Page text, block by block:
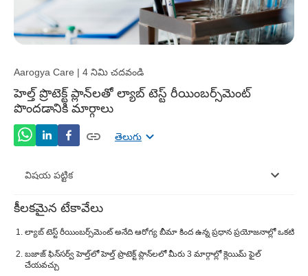
Aarogya Care | 4 నిమి చదవండి
హెల్త్ ప్రొటెక్ట్ ప్లాన్‌లతో ల్యాబ్ టెస్ట్ రీయింబర్స్‌మెంట్
పొందడానికి మార్గాలు
తెలుగు
విషయ పట్టిక
రీయింబర్స్‌మెంట్ÂÂ
ఏ ల్యాబ్ పరీక్షలకు తిరిగి చెల్లించవచ్చు?Â
కీలకమైన టేకావేలు
ల్యాబ్ టెస్ట్ రీయింబర్స్‌మెంట్ అనేది ఆరోగ్య బీమా కింద ఉన్న ప్రధాన ప్రయోజనాల్లో ఒకటి
బజాజ్ ఫిన్‌సర్వ్ హెల్త్‌లో హెల్త్ ప్రొటెక్ట్ ప్లాన్‌లలో మీరు 3 మార్గాల్లో క్లెయిమ్ ఫైల్
చేయవచ్చు